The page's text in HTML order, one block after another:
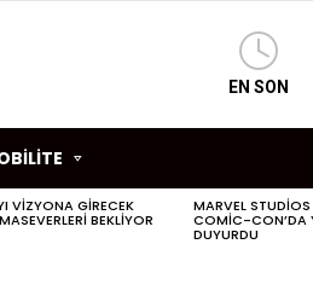
EN SON
VIZYONA GIRECEK
BEKLIYOR
MARVEL
COMIC-CON’DA
DUYURDU